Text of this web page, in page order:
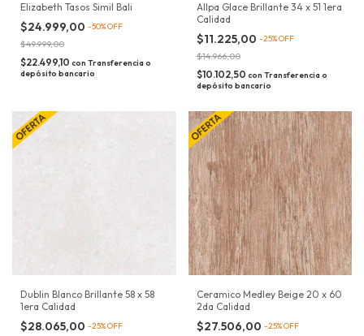
Elizabeth Tasos Simil Bali
$24.999,00 -50%OFF
$49.999,00
$22.499,10 con Transferencia o
depósito bancario
Allpa Glace Brillante 34 x 51 1era
Calidad
$11.225,00 -25%OFF
$14.966,00
$10.102,50 con Transferencia o
depósito bancario
Dublin Blanco Brillante 58 x 58
1era Calidad
$28.065,00 -25%OFF
Ceramico Medley Beige 20 x 60
2da Calidad
$27.506,00 -25%OFF